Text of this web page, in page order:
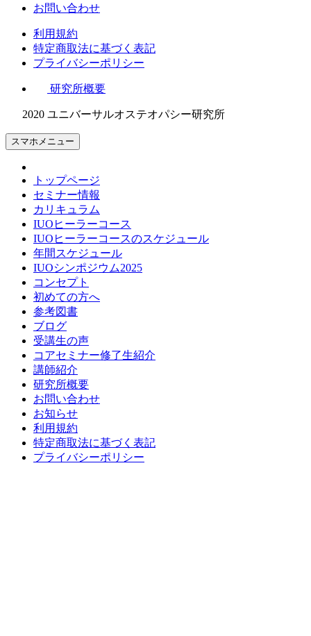
お問い合わせ
利用規約
特定商取法に基づく表記
プライバシーポリシー
研究所概要
2020 ユニバーサルオステオパシー研究所
スマホメニュー
トップページ
セミナー情報
カリキュラム
IUOヒーラーコース
IUOヒーラーコースのスケジュール
年間スケジュール
IUOシンポジウム2025
コンセプト
初めての方へ
参考図書
ブログ
受講生の声
コアセミナー修了生紹介
講師紹介
研究所概要
お問い合わせ
お知らせ
利用規約
特定商取法に基づく表記
プライバシーポリシー